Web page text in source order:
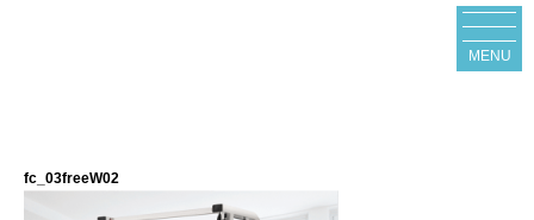
MENU
fc_03freeW02